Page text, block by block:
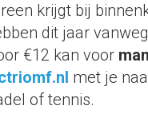
krijgt bij
dit jaar
€12 kan voor
met je
of tennis.